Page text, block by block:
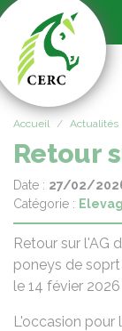
Accueil Actualités
Retour
Date : 27/02/
Catégorie :
Retour sur l'AG
poneys de
le 14 févier
L'occasion pour
Panneau de